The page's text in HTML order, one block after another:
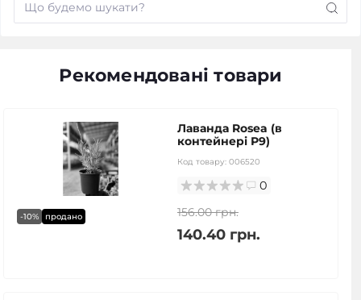
Рекомендовані товари
-10% продано
Лаванда Rosea (в
контейнері Р9)
Код товару: 006520
0
156.00 грн.
140.40 грн.